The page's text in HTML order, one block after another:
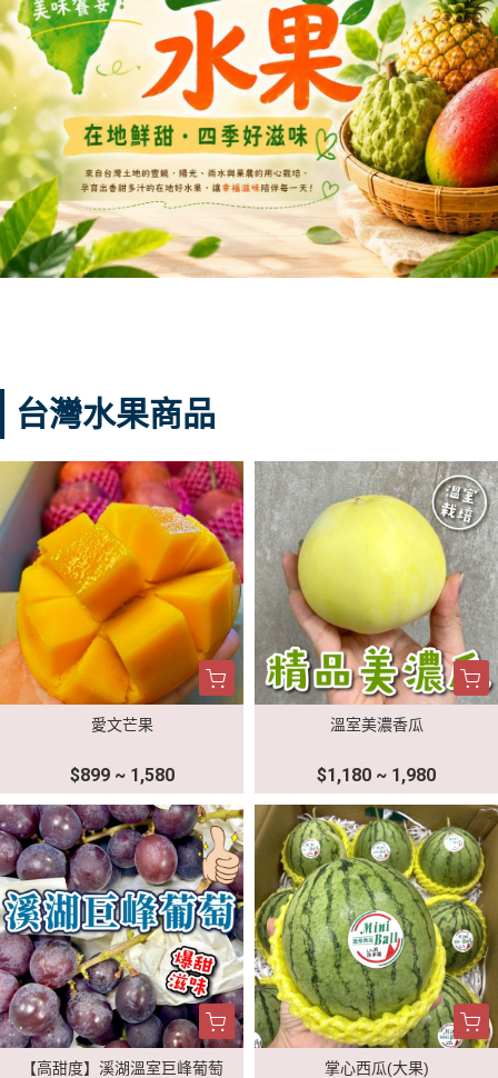
台灣水果商品
愛文芒果
$899 ~ 1,580
溫室美濃香瓜
$1,180 ~ 1,980
【高甜度】溪湖溫室巨峰葡萄 掌心西瓜(大果)